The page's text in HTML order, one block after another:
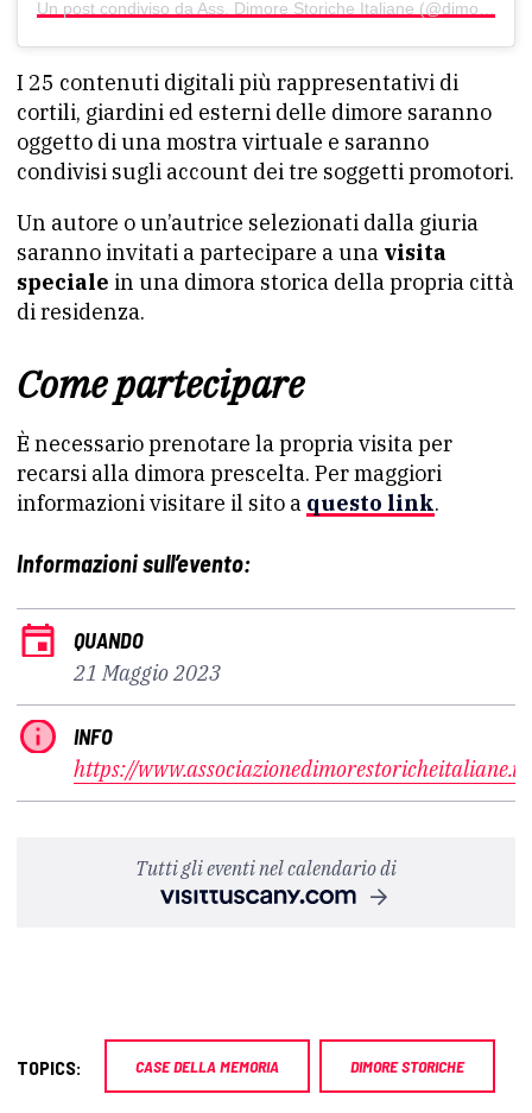
I 25 contenuti digitali più rappresentativi di
cortili, giardini ed esterni delle dimore saranno
oggetto di una mostra virtuale e saranno
condivisi sugli account dei tre soggetti promotori.
Un autore o un’autrice selezionati dalla giuria
saranno invitati a partecipare a una visita
speciale in una dimora storica della propria città
di residenza.
Come partecipare
È necessario prenotare la propria visita per
recarsi alla dimora prescelta. Per maggiori
informazioni visitare il sito a questo link.
Informazioni sull’evento:
QUANDO
21 Maggio 2023
INFO
https://www.associazionedimorestoricheitaliane.it/
Tutti gli eventi nel calendario di
TOPICS: CASE DELLA MEMORIA DIMORE STORICHE